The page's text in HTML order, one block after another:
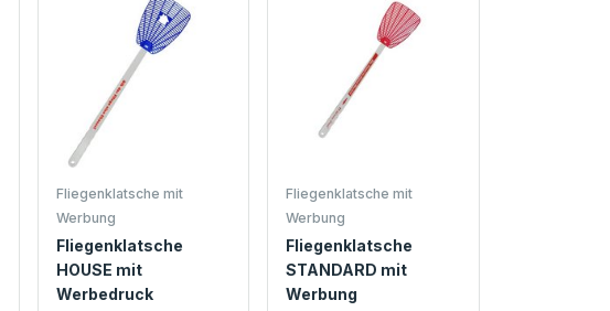
Fliegenklatsche mit
Werbung
Fliegenklatsche
HOUSE mit
Werbedruck
Fliegenklatsche mit
Werbung
Fliegenklatsche
STANDARD mit
Werbung